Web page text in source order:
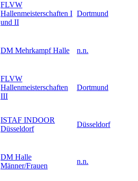
FLVW
Hallenmeisterschaften I
und II
Dortmund
DM Mehrkampf Halle n.n.
FLVW
Hallenmeisterschaften
III
Dortmund
ISTAF INDOOR
Düsseldorf
Düsseldorf
DM Halle
Männer/Frauen
n.n.